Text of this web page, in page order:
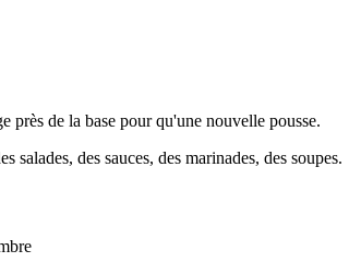
près de la base pour qu'une nouvelle pousse.
salades, des sauces, des marinades, des soupes.